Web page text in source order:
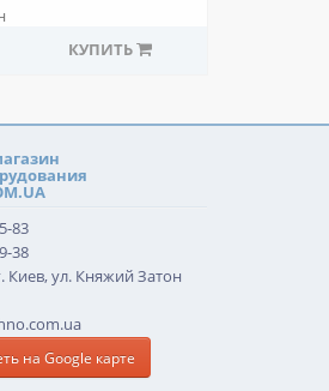
КУПИТЬ
83
38
Киев, ул. Княжий Затон
на Google карте